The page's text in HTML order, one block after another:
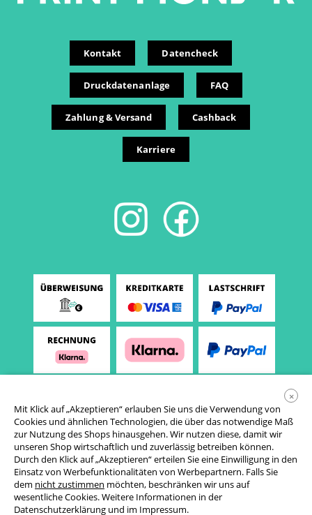
Kontakt Datencheck
Druckdatenanlage FAQ
Zahlung & Versand Cashback
Karriere
AGB
Datenschutzerklärung
×
Mit Klick auf „Akzeptieren“ erlauben Sie uns die Verwendung von
Cookies und ähnlichen Technologien, die über das notwendige Maß
zur Nutzung des Shops hinausgehen. Wir nutzen diese, damit wir
unseren Shop wirtschaftlich und zuverlässig betreiben können.
Durch den Klick auf „Akzeptieren“ erteilen Sie eine Einwilligung in den
Einsatz von Werbefunktionalitäten von Werbepartnern. Falls Sie
dem nicht zustimmen möchten, beschränken wir uns auf
wesentliche Cookies. Weitere Informationen in der
Datenschutzerklärung und im Impressum.